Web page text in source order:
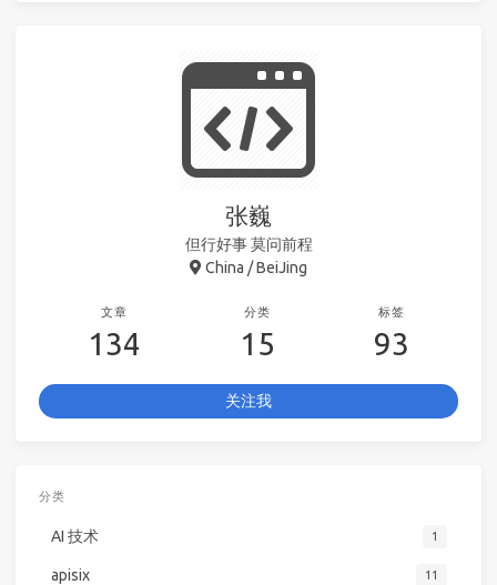
张巍
但行好事 莫问前程
China / BeiJing
文章
134
分类
15
标签
93
关注我
分类
AI 技术 1
apisix 11